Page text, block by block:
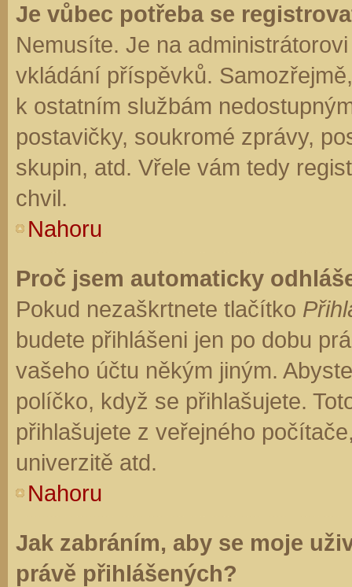
Je vůbec potřeba se
Nemusíte. Je na
vkládání příspěvků.
k ostatním službám
postavičky, soukromé zprávy,
skupin, atd. Vřele vám tedy
chvil.
Nahoru
Proč jsem automaticky
Pokud nezaškrtnete tlačítko
budete přihlášeni jen po dobu
vašeho účtu někým jiným.
políčko, když se přihlašujete.
přihlašujete z veřejného
univerzitě atd.
Nahoru
Jak zabráním, aby se moje
právě přihlášených?